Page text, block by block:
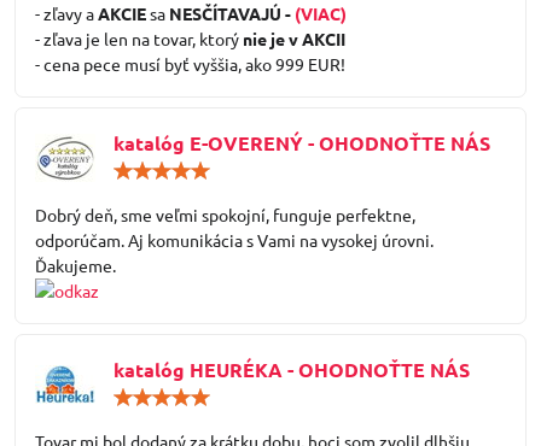
- zľavy aAKCIEsa NESČÍTAVAJÚ - (VIAC)
- zľava je len na tovar, ktorý nie je v AKCII
- cena pece musí byť vyššia, ako 999 EUR!
katalóg E-OVERENÝ - OHODNOŤTE NÁS
5
Dobrý deň, sme veľmi spokojní, funguje perfektne,
odporúčam. Aj komunikácia s Vami na vysokej úrovni.
Ďakujeme.
katalóg HEURÉKA - OHODNOŤTE NÁS
Tovar mi bol dodaný za krátku dobu, hoci som zvolil dlhšiu